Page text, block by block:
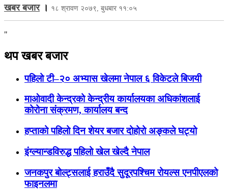
खबर बजार। १८ श्रावण २०७९, बुधबार ११:०५
"
थप खबर बजार
पहिलो टी–२० अभ्यास खेलमा नेपाल ६ विकेटले बिजयी
माओवादी केन्द्रको केन्द्रीय कार्यालयका अधिकांशलाई
कोरोना संक्रमण, कार्यालय बन्द
हप्ताको पहिलो दिन शेयर बजार दोहोरो अङ्कले घट्यो
इंग्ल्यान्डविरुद्ध पहिलो खेल खेल्दै नेपाल
जनकपुर बोल्ट्सलाई हराउँदै सुदूरपश्चिम रोयल्स एनपीएलको
फाइनलमा